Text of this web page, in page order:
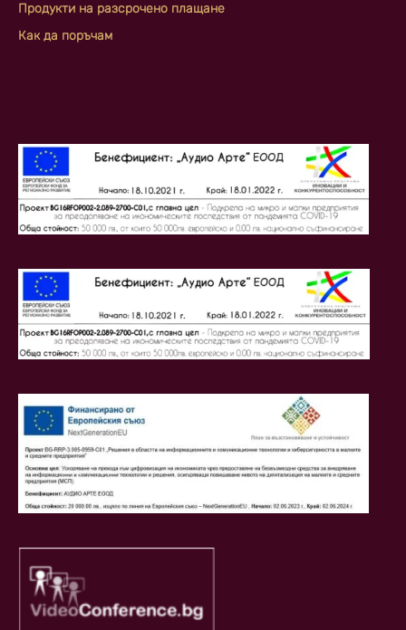
Продукти на разсрочено плащане
Как да поръчам